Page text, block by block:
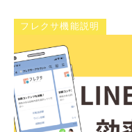
フレクサ機能説明